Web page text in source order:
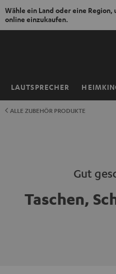
Wähle ein Land oder eine
online einzukaufen.
ZUM
LAUTSPRECHER
Startseite
ALLE ZUBEHÖR PRODUKTE
Gut
Taschen,